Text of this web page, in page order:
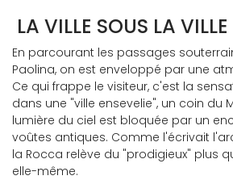
LA VILLE SOUS LA VILLE
En parcourant les passages
Paolina, on est enveloppé par une
Ce qui frappe le visiteur, c'est la
dans une "ville ensevelie", un coin du
lumière du ciel est bloquée par un
voûtes antiques. Comme l'écrivait
la Rocca relève du "prodigieux" plus
elle-même.